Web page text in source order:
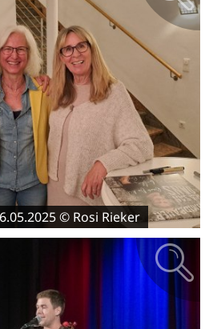
© Rosi Rieker